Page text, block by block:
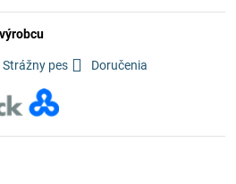
Strážny pes Doručenia